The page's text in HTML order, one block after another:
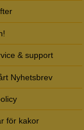
& support
Nyhetsbrev
för kakor